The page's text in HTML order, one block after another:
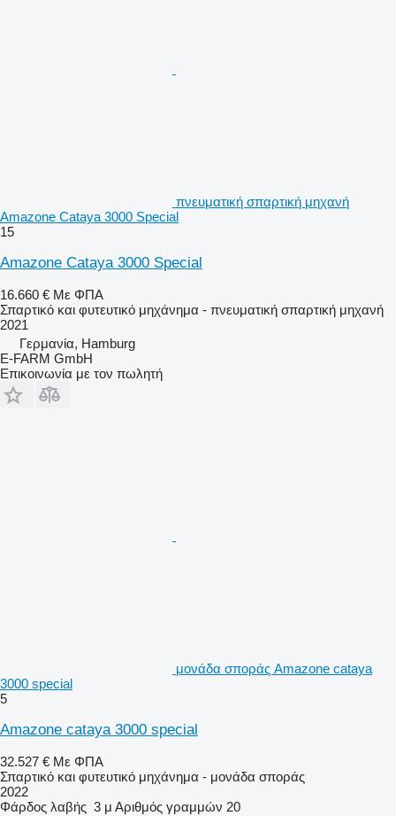
πνευματική σπαρτική μηχανή
Amazone Cataya 3000 Special
15
Amazone Cataya 3000 Special
16.660 € Με ΦΠΑ
Σπαρτικό και φυτευτικό μηχάνημα - πνευματική σπαρτική μηχανή
2021
Γερμανία, Hamburg
E-FARM GmbH
Επικοινωνία με τον πωλητή
μονάδα σποράς Amazone cataya
3000 special
5
Amazone cataya 3000 special
32.527 € Με ΦΠΑ
Σπαρτικό και φυτευτικό μηχάνημα - μονάδα σποράς
2022
Φάρδος λαβής 3 μ Αριθμός γραμμών 20